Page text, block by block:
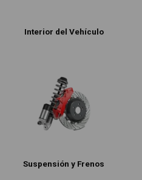
Interior del Vehículo
Suspensión y Frenos